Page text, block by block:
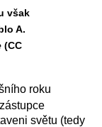
však
A.
(CC
roku
světu (tedy